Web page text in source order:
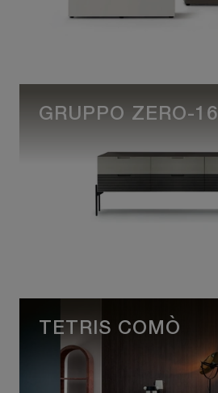
GRUPPO ZERO-16
TETRIS COMÒ